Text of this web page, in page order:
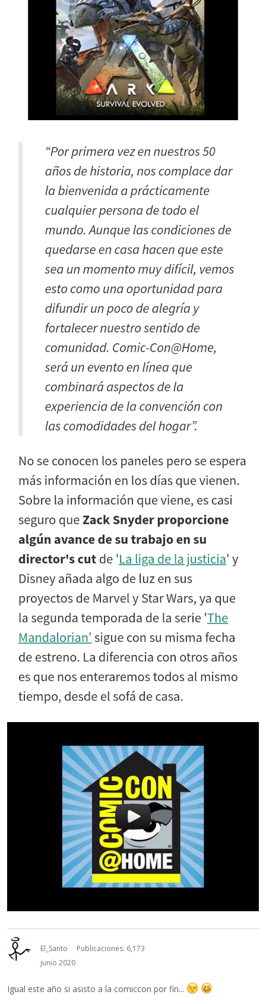
El_Santo
Publicaciones: 6,173
junio 2020
Igual este año si asisto a la comiccon por fin...